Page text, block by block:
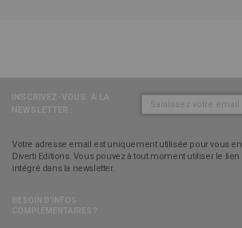
Votre adresse email est uniquement utilisée pour vous
Diverti Editions. Vous pouvez à tout moment utiliser le
intégré dans la newsletter.